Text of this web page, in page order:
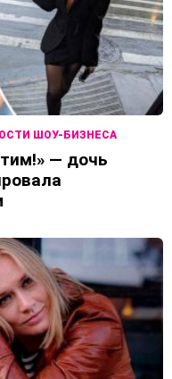
ШОУ-БИЗНЕСА
— дочь